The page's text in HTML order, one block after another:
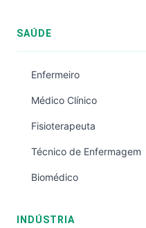
SAÚDE
Enfermeiro
Médico Clínico
Fisioterapeuta
Técnico de Enfermagem
Biomédico
INDÚSTRIA